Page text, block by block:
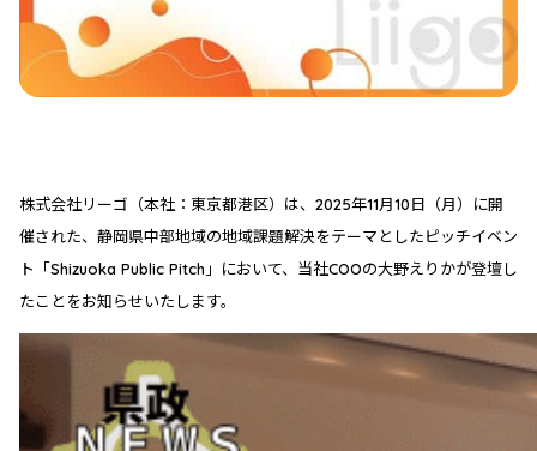
株式会社リーゴ（本社：東京都港区）は、2025年11月10日（月）に開
催された、静岡県中部地域の地域課題解決をテーマとしたピッチイベン
ト「Shizuoka Public Pitch」において、当社COOの大野えりかが登壇し
たことをお知らせいたします。